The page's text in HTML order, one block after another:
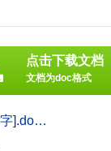
《办公室发言讲话800字多篇[此文共24785字].doc》
点击下载文档
文档为doc格式